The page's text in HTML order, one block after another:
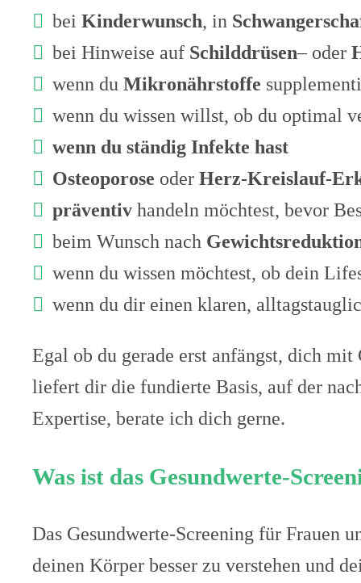
bei Kinderwunsch, in
bei Hinweise auf Schilddrüsen– oder
wenn du Mikronährstoffe
wenn du wissen willst, ob du optimal
wenn du ständig Infekte hast
Osteoporose oder Herz-Kreislauf-
präventiv handeln möchtest, bevor
beim Wunsch nach
wenn du wissen möchtest, ob dein
wenn du dir einen klaren,
Egal ob du gerade erst anfängst, dich
liefert dir die fundierte Basis, auf der
Expertise, berate ich dich gerne.
Was ist das Gesundwerte-
Das Gesundwerte-Screening für Frauen
deinen Körper besser zu verstehen und